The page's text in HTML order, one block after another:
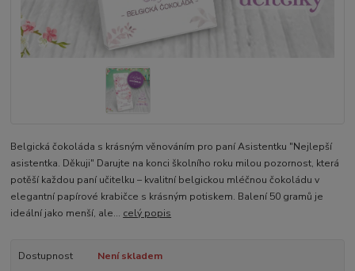
Belgická čokoláda s krásným věnováním pro paní Asistentku "Nejlepší
asistentka. Děkuji" Darujte na konci školního roku milou pozornost, která
potěší každou paní učitelku – kvalitní belgickou mléčnou čokoládu v
elegantní papírové krabičce s krásným potiskem. Balení 50 gramů je
ideální jako menší, ale... celý popis
Dostupnost
Není skladem